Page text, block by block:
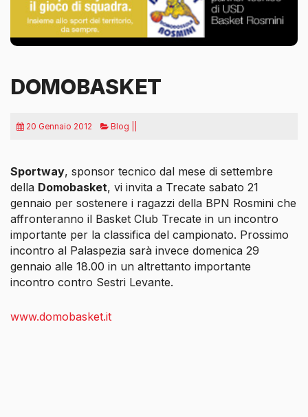
DOMOBASKET
20 Gennaio 2012 Blog ||
Sportway, sponsor tecnico dal mese di settembre
della Domobasket, vi invita a Trecate sabato 21
gennaio per sostenere i ragazzi della BPN Rosmini che
affronteranno il Basket Club Trecate in un incontro
importante per la classifica del campionato. Prossimo
incontro al Palaspezia sarà invece domenica 29
gennaio alle 18.00 in un altrettanto importante
incontro contro Sestri Levante.
www.domobasket.it